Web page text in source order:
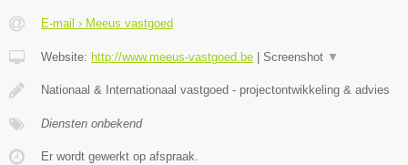
E-mail › Meeus vastgoed
Website: http://www.meeus-vastgoed.be Screenshot ▼
Nationaal & Internationaal vastgoed - projectontwikkeling & advies
Diensten onbekend
Er wordt gewerkt op afspraak.